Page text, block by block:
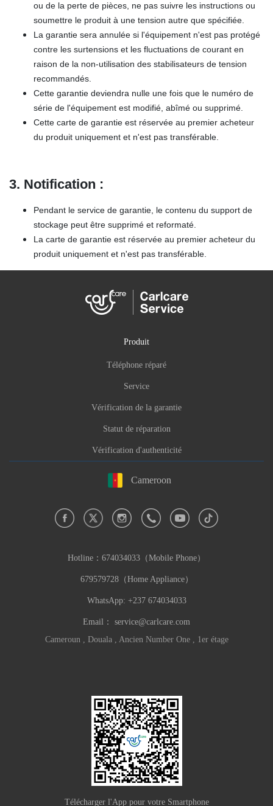
ou de la perte de pièces, ne pas suivre les instructions ou
soumettre le produit à une tension autre que spécifiée.
La garantie sera annulée si l'équipement n'est pas protégé
contre les surtensions et les fluctuations de courant en
raison de la non-utilisation des stabilisateurs de tension
recommandés.
Cette garantie deviendra nulle une fois que le numéro de
série de l'équipement est modifié, abîmé ou supprimé.
Cette carte de garantie est réservée au premier acheteur
du produit uniquement et n'est pas transférable.
3. Notification :
Pendant le service de garantie, le contenu du support de
stockage peut être supprimé et reformaté.
La carte de garantie est réservée au premier acheteur du
produit uniquement et n'est pas transférable.
Produit
Téléphone réparé
Service
Vérification de la garantie
Statut de réparation
Vérification d'authenticité
Cameroon
Hotline： 674034033（Mobile Phone）
679579728（Home Appliance）
WhatsApp: +237 674034033
Email： service@carlcare.com
Cameroun , Douala , Ancien Number One , 1er étage
Télécharger l'App pour votre Smartphone